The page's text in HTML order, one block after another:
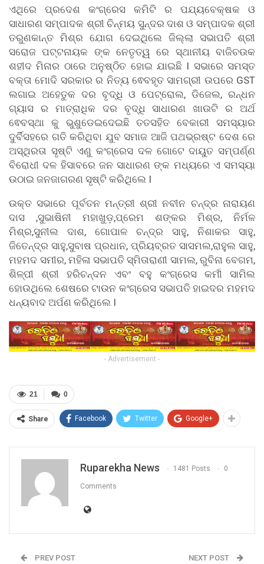
ଏଥିରେ ପ୍ରଦେଶ କଂଗ୍ରେସ କମିଟି ର ପଯ୍ୟବେକ୍ଷକ ଓ
ସାଧାରଣ ସମ୍ପାଦକ ଶ୍ରୀ ଚିନ୍ମୟ ସୁନ୍ଦର ଦାଶ ଓ ସମ୍ପାଦକ ଶ୍ରୀ
ତରୁଣକାନ୍ତ ମିଶ୍ର ଯୋଗ ଦେଇଥିଲେ ଜିଲ୍ଲା ସଭାପତି ଶ୍ରୀ
ସରୋଜ ପଟ୍ଟନାୟକ ଙ୍କ ନେତୃତ୍ୱ ରେ ସ୍ଥାନୀୟ ବାଜିଚଉକ
ଶହୀଦ ମିନାର ଠାରେ ଅନୁଷ୍ଠିତ ହୋଇ ଯାଇଛି I ସଭାରେ ସମସ୍ତ
ବକ୍ତା ମୋଦି ସରକାର ର ନିତ୍ୟ ଵେବହୃତ ସାମଗ୍ରୀ ଉପରେ GST
ଲଗାଇ ଅହେତୁକ ଦର ବୃଦ୍ଧି ଓ ପେଟ୍ରୋଲ, ଡିଜେଲ, ରନ୍ଧନ
ଗ୍ୟାସ ର ମାତ୍ରାଧିକ ଦର ବୃଦ୍ଧି ସାଧାରଣ ଖାଉଟି ର ଅର୍ଥ
ଵେବସ୍ଥା କୁ ଭୁଶୁଡେଇଦେଇଛି ତତସହିତ ବେକାରୀ ସମସ୍ୟାର
ଦୁର୍ବିସହରେ ଗତି କରିଥିବା ଯୁବ ସମାଜ ଆଜି ପଥଭ୍ରଷ୍ଟ ଦେଶ ରେ
ଅସ୍ଥିରତା ସୃଷ୍ଟି ଏଣୁ କଂଗ୍ରେସ ଦଳ ଗୋଟେ ଦାୟୁତ ସମ୍ପର୍ଣ୍ଣ
ବିରୋଧୀ ଦଳ ହିସାବରେ ଜନ ସାଧାରଣ ଙ୍କ ମଧ୍ୟରେ ଏ ସମସ୍ୟା
ଉଠାଇ ଜନଜାଗରଣ ସୃଷ୍ଟି କରିଥିଲେ I
ଉକ୍ତ ସଭାରେ ପୂର୍ବତନ ମନ୍ତ୍ରୀ ଶ୍ରୀ ନବୀନ ଚନ୍ଦ୍ର ନାରାୟଣ
ଦାସ ,ସୁଭାଷିନୀ ମହାଖୁଡ଼,ପ୍ରେମ ଶଙ୍କର ମିଶ୍ର, ନିର୍ମଳ
ମିଶ୍ର,ସୁନୀଲ ଦାଶ, ଗୋପାଳ ଚନ୍ଦ୍ର ସାହୁ, ନିଶାକର ସାହୁ,
ଜିତେନ୍ଦ୍ର ସାହୁ,ସୁବାଷ ପ୍ରଧାନ, ପ୍ରିୟବ୍ରତ ସାସମଲ,ରାହୁଲ ସାହୁ,
ମହମଦ ସମୀର, ମହିଳା ସଭାପତି ସ୍ମିତାରାଣୀ ସାମଲ, ରୁବିନା ବେଗମ,
ଶିଳ୍ପୀ ଶ୍ରୀ ହରିଚନ୍ଦନ ଏବଂ ବହୁ କଂଗ୍ରେସ କର୍ମୀ ସାମିଲ
ହୋଉଥିଲେ ଶେଷରେ ଟାଉନ କଂଗ୍ରେସ ସଭାପତି ହାଇଦର ମହମଦ
ଧନ୍ୟବାଦ ଅର୍ପଣ କରିଥିଲେ I
- Advertisement -
0
21
Share Facebook Twitter Google+
Ruparekha News 1481 Posts 0
Comments
PREV POST NEXT POST